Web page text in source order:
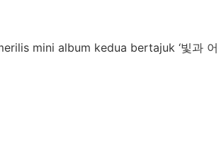
mini album kedua bertajuk ‘빛과